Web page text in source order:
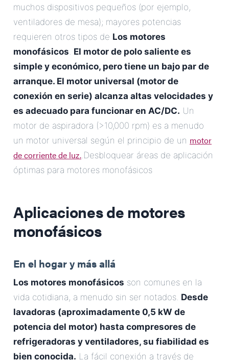
muchos dispositivos pequeños (por ejemplo,
ventiladores de mesa); mayores potencias
requieren otros tipos de Los motores
monofásicos. El motor de polo saliente es
simple y económico, pero tiene un bajo par de
arranque. El motor universal (motor de
conexión en serie) alcanza altas velocidades y
es adecuado para funcionar en AC/DC. Un
motor de aspiradora (>10,000 rpm) es a menudo
un motor universal según el principio de un motor
de corriente de luz..Desbloquear áreas de aplicación
óptimas para motores monofásicos
Aplicaciones de motores
monofásicos
En el hogar y más allá
Los motores monofásicos son comunes en la
vida cotidiana, a menudo sin ser notados. Desde
lavadoras (aproximadamente 0,5 kW de
potencia del motor) hasta compresores de
refrigeradoras y ventiladores, su fiabilidad es
bien conocida. La fácil conexión a través de